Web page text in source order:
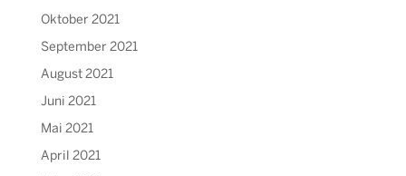
Oktober 2021
September 2021
August 2021
Juni 2021
Mai 2021
April 2021